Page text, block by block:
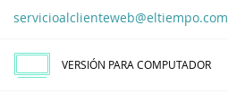
servicioalclienteweb@eltiempo.com
VERSIÓN PARA COMPUTADOR